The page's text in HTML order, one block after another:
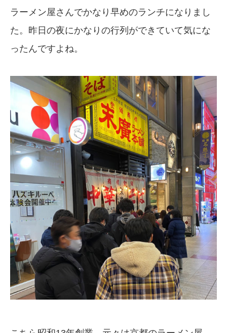
ラーメン屋さんでかなり早めのランチになりまし
た。昨日の夜にかなりの行列ができていて気にな
ったんですよね。